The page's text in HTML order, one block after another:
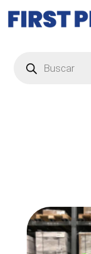
productos